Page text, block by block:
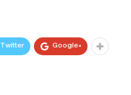
Twitter Google+